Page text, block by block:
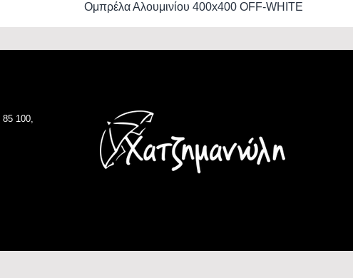
Ομπρέλα Αλουμινίου 400x400 OFF-WHITE
85 100,